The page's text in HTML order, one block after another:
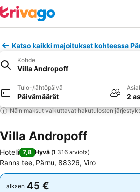
Katso kaikki majoitukset kohteessa
Kohde
Villa Andropoff
Tulo-/lähtöpäivä
Päivämäärät 2
Näin maksut vaikuttavat hakutulosten
Villa Andropoff
Hotelli 7,8 Hyvä (1 316 arviota)
Ranna tee, Pärnu, 88326, Viro
alkaen 45 €
alkaen 45 €